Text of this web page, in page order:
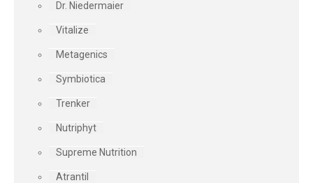
Dr. Niedermaier
Vitalize
Metagenics
Symbiotica
Trenker
Nutriphyt
Supreme Nutrition
Atrantil